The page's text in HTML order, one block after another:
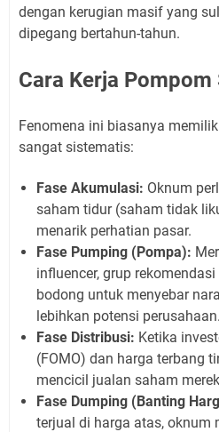
dengan kerugian masif yang
dipegang bertahun-tahun.
Cara Kerja Pompom
Fenomena ini biasanya
sangat sistematis:
Fase Akumulasi: Oknum
saham tidur (saham tidak
menarik perhatian pasar.
Fase Pumping (Pompa):
influencer, grup
bodong untuk menyebar
lebihkan potensi perusahaan.
Fase Distribusi: Ketika
(FOMO) dan harga terbang
mencicil jualan saham
Fase Dumping (Banting
terjual di harga atas, oknum